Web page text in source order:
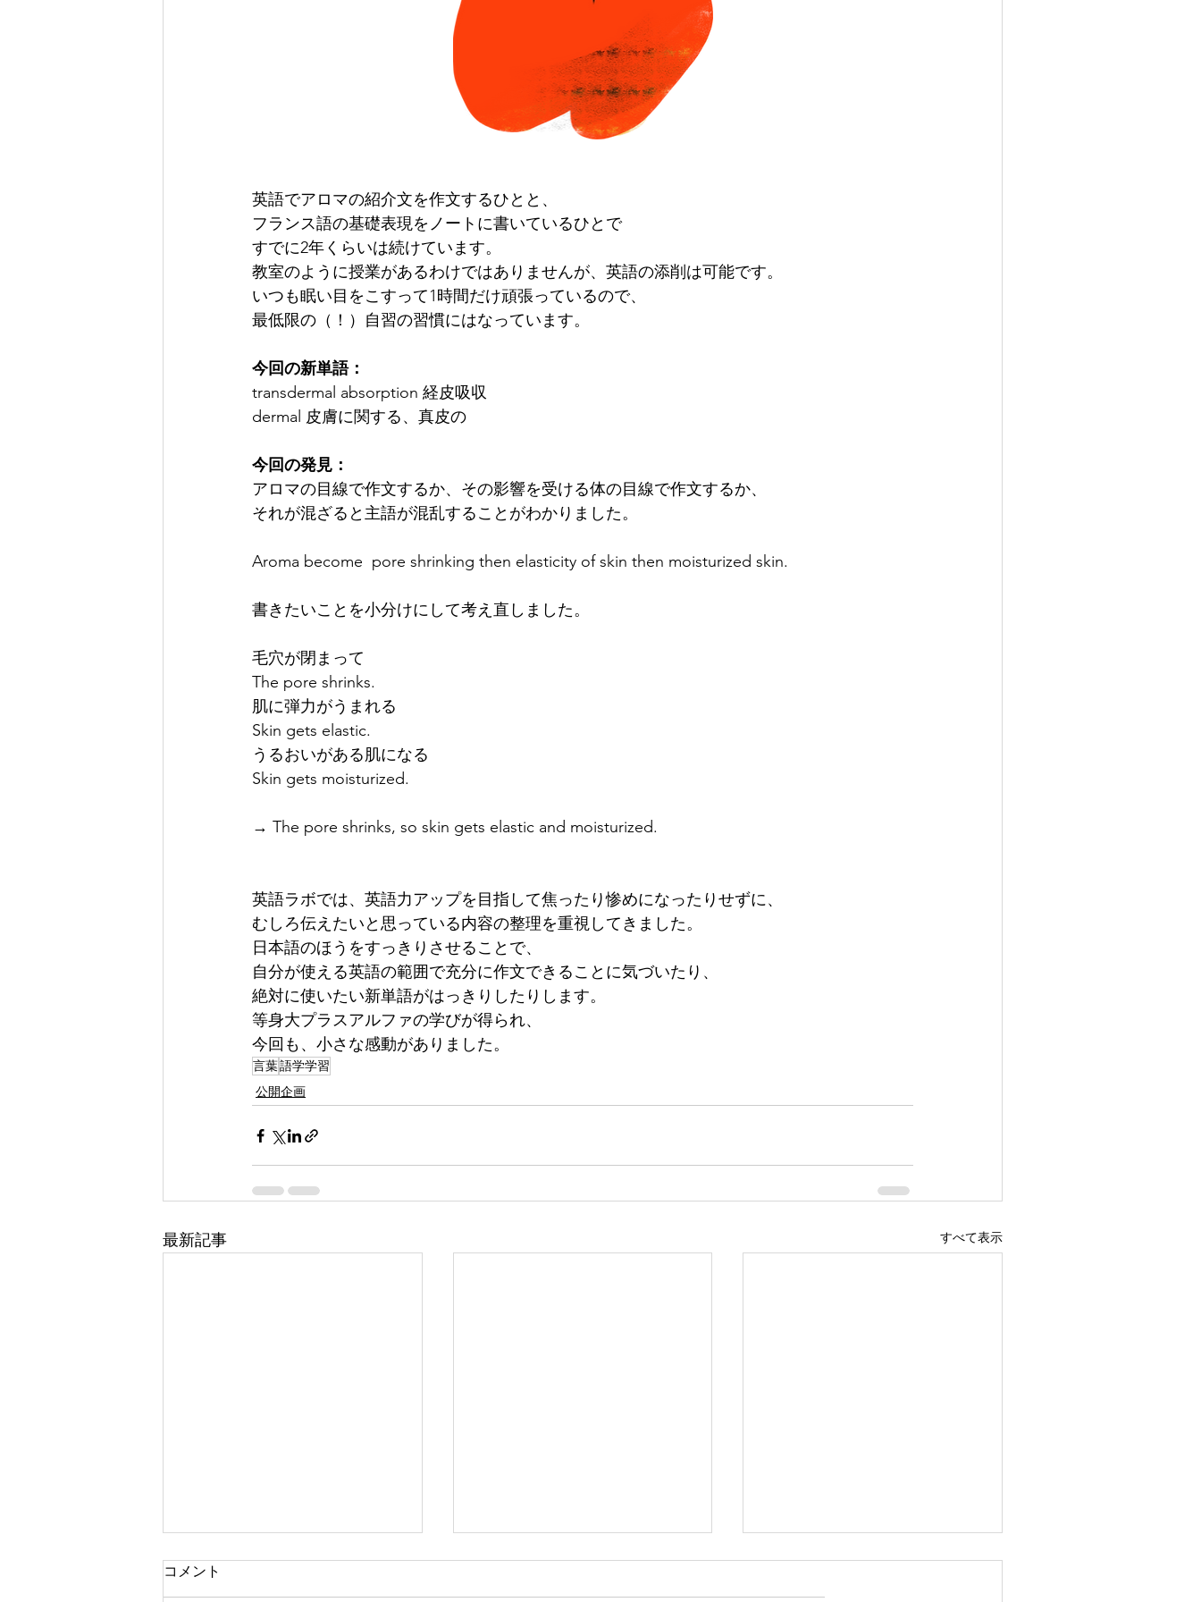
英語でアロマの紹介文を作文するひとと、
フランス語の基礎表現をノートに書いているひとで
すでに2年くらいは続けています。
教室のように授業があるわけではありませんが、英語の添削は可能です。
いつも眠い目をこすって1時間だけ頑張っているので、
最低限の（！）自習の習慣にはなっています。
今回の新単語：
transdermal absorption 経皮吸収
dermal 皮膚に関する、真皮の
今回の発見：
アロマの目線で作文するか、その影響を受ける体の目線で作文するか、
それが混ざると主語が混乱することがわかりました。
Aroma become  pore shrinking then elasticity of skin then moisturized skin.
書きたいことを小分けにして考え直しました。
毛穴が閉まって
The pore shrinks.
肌に弾力がうまれる
Skin gets elastic.
うるおいがある肌になる
Skin gets moisturized.
→ The pore shrinks, so skin gets elastic and moisturized.
英語ラボでは、英語力アップを目指して焦ったり惨めになったりせずに、
むしろ伝えたいと思っている内容の整理を重視してきました。
日本語のほうをすっきりさせることで、
自分が使える英語の範囲で充分に作文できることに気づいたり、
絶対に使いたい新単語がはっきりしたりします。
等身大プラスアルファの学びが得られ、
今回も、小さな感動がありました。
言葉語学学習
公開企画
最新記事 すべて表示
コメント